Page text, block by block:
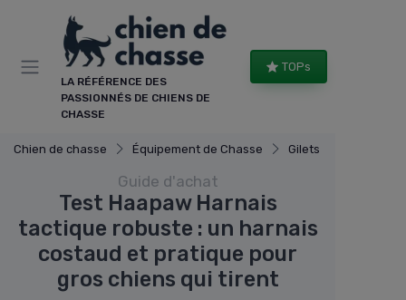
LA RÉFÉRENCE DES
PASSIONNÉS DE CHIENS DE
CHASSE
TOPs
Chien de chasse Équipement de Chasse Gilets et harnais
Guide d'achat
Test Haapaw Harnais
tactique robuste : un harnais
costaud et pratique pour
gros chiens qui tirent